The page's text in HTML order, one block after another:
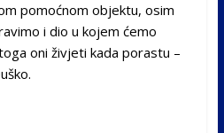
pomoćnom objektu, osim
i dio u kojem ćemo
oni živjeti kada porastu –